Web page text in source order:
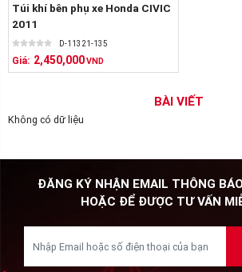
Túi khí bên phụ xe Honda CIVIC
2011
D-11321-135
Giá: 2,450,000 VND
BÀI VIẾT
Không có dữ liệu
ĐĂNG KÝ NHẬN EMAIL THÔNG
HOẶC ĐỂ ĐƯỢC TƯ VẤN